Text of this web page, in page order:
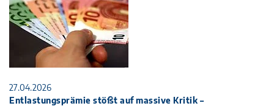
27.04.2026
Entlastungsprämie stößt auf massive Kritik –